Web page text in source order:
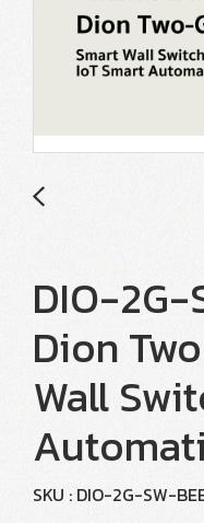
DIO-2G-
Dion
Wall
SKU : DIO-2G-SW-